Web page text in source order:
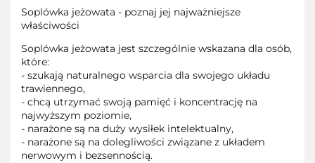
Soplówka jeżowata - poznaj jej najważniejsze
właściwości
Soplówka jeżowata jest szczególnie wskazana dla osób,
które:
- szukają naturalnego wsparcia dla swojego układu
trawiennego,
- chcą utrzymać swoją pamięć i koncentrację na
najwyższym poziomie,
- narażone są na duży wysiłek intelektualny,
- narażone są na dolegliwości związane z układem
nerwowym i bezsennością.